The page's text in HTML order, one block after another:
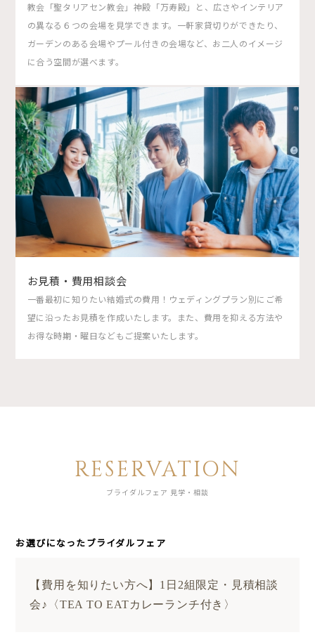
教会「聖タリアセン教会」神殿「万寿殿」と、広さやインテリア
の異なる６つの会場を見学できます。一軒家貸切りができたり、
ガーデンのある会場やプール付きの会場など、お二人のイメージ
に合う空間が選べます。
お見積・費用相談会
一番最初に知りたい結婚式の費用！ウェディングプラン別にご希
望に沿ったお見積を作成いたします。また、費用を抑える方法や
お得な時期・曜日などもご提案いたします。
RESERVATION
ブライダルフェア 見学・相談
お選びになったブライダルフェア
【費用を知りたい方へ】1日2組限定・見積相談
会♪〈TEA TO EATカレーランチ付き〉